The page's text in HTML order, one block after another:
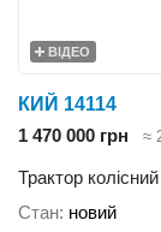
ВІДЕО
КИЙ 14114
1 470 000 грн
≈
Трактор колісний
Стан новий